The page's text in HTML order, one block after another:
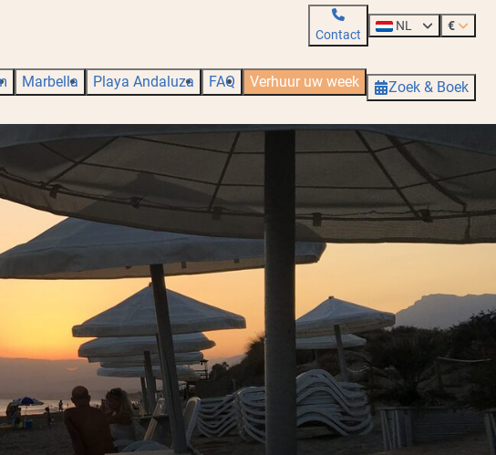
Contact
NL €
Marbella Playa Andaluza FAQ Verhuur uw week Zoek & Boek